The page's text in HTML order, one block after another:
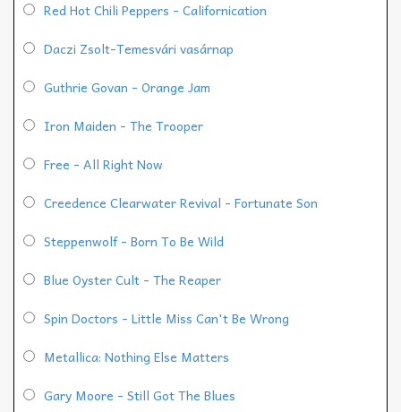
Red Hot Chili Peppers - Californication
Daczi Zsolt-Temesvári vasárnap
Guthrie Govan - Orange Jam
Iron Maiden - The Trooper
Free - All Right Now
Creedence Clearwater Revival - Fortunate Son
Steppenwolf - Born To Be Wild
Blue Oyster Cult - The Reaper
Spin Doctors - Little Miss Can't Be Wrong
Metallica: Nothing Else Matters
Gary Moore - Still Got The Blues